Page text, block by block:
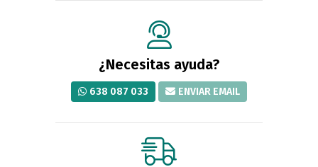
¿Necesitas ayuda?
638 087 033 ENVIAR EMAIL